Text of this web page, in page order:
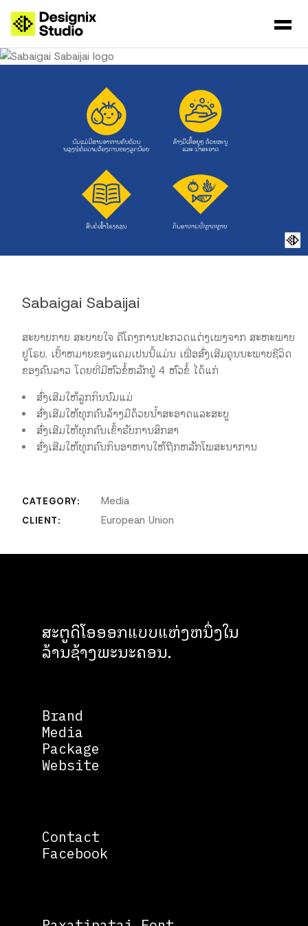
Sabaigai Sabaijai
ສະບາຍກາຍ ສະບາຍໃຈ ຄືໂຄງການປະກວດແຕ່ງເພງຈາກ ສະຫະພາບ
ຢູໂຣບ. ເປົ້າຫມາຍຂອງແຄມເປນນີ້ແມ່ນ ເພື່ອສົ່ງເສີມຄຸນນະພາບຊີວິດ
ຂອງຄົນລາວ ໂດຍທີ່ມີຫົວຂໍ້ຫລັກຢູ່ 4 ຫົວຂໍ້ ໄດ້ແກ່
ສົ່ງເສີມໃຫ້ລູກກິນນົມແມ່
ສົ່ງເສີມໃຫ້ທຸກຄົນລ້າງມືດ້ວຍນ້ຳສະອາດແລະສະບູ
ສົ່ງເສີມໃຫ້ທຸກຄົນເຂົ້າຮັບການສຶກສາ
ສົ່ງເສີມໃຫ້ທຸກຄົນກິນອາຫານໃຫ້ຖືກຫລັກໂພສະນາການ
CATEGORY: Media
CLIENT: European Union
ສະຕູດິໂອອອກແບບແຫ່ງຫນຶ່ງໃນ
ລ້ານຊ້າງພະນະຄອນ.
Brand
Media
Package
Website
Contact
Facebook